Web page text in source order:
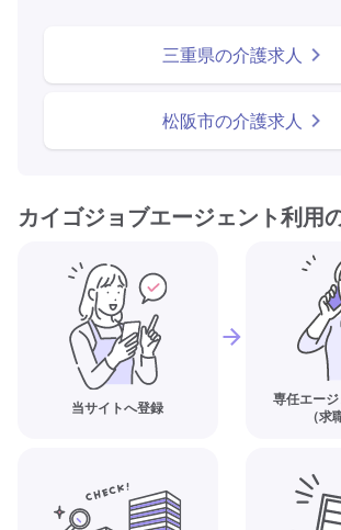
三重県の介護求人
松阪市の介護求人
カイゴジョブエージェント利用
当サイトへ登録
専任エー
（求